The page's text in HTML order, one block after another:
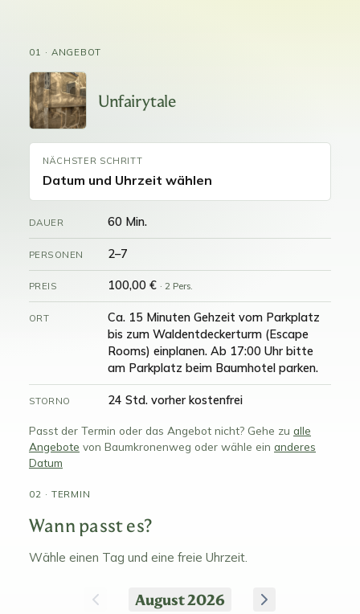
01 · ANGEBOT
Unfairytale
NÄCHSTER SCHRITT
Datum und Uhrzeit wählen
DAUER 60 Min.
PERSONEN 2–7
PREIS 100,00 € · 2 Pers.
ORT
Ca. 15 Minuten Gehzeit vom Parkplatz
bis zum Waldentdeckerturm (Escape
Rooms) einplanen. Ab 17:00 Uhr bitte
am Parkplatz beim Baumhotel parken.
STORNO 24 Std. vorher kostenfrei
Passt der Termin oder das Angebot nicht? Gehe zu alle
Angebote von Baumkronenweg oder wähle ein anderes
Datum
02 · TERMIN
Wann passt es?
Wähle einen Tag und eine freie Uhrzeit.
August 2026